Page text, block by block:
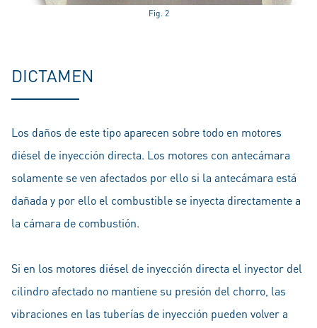
Fig. 2
DICTAMEN
Los daños de este tipo aparecen sobre todo en motores
diésel de inyección directa. Los motores con antecámara
solamente se ven afectados por ello si la antecámara está
dañada y por ello el combustible se inyecta directamente a
la cámara de combustión.
Si en los motores diésel de inyección directa el inyector del
cilindro afectado no mantiene su presión del chorro, las
vibraciones en las tuberías de inyección pueden volver a